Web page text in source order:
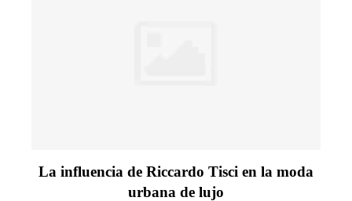
La influencia de Riccardo Tisci en la moda
urbana de lujo